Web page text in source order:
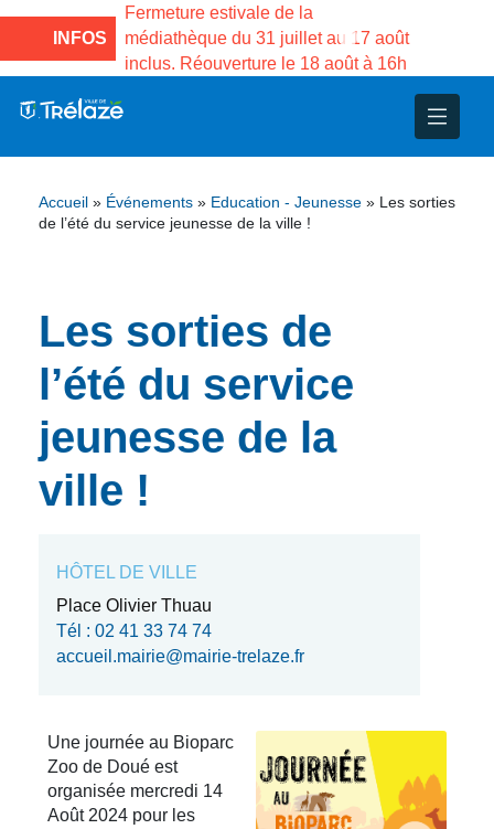
INFOS
la Maison des
de Gama du
Fermeture estivale de la
médiathèque du 31 juillet au 17 août
inclus. Réouverture le 18 août à 16h
Projets
– Jumelage
Accueil » Événements » Education - Jeunesse » Les sorties
de l’été du service jeunesse de la ville !
Les sorties de
l’été du service
jeunesse de la
ville !
HÔTEL DE VILLE
Place Olivier Thuau
Tél : 02 41 33 74 74
accueil.mairie@mairie-trelaze.fr
Une journée au Bioparc
Zoo de Doué est
organisée mercredi 14
Août 2024 pour les